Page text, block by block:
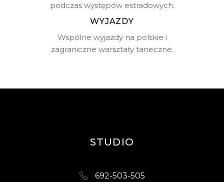
podczas występów estradowych.
WYJAZDY
Wspólne wyjazdy na polskie i
zagraniczne warsztaty taneczne.
STUDIO
692-503-505